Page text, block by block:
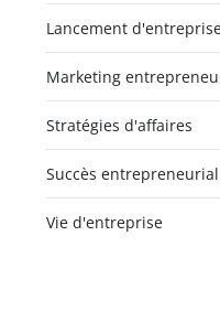
Lancement
Marketing
Stratégies d'affaires
Succès entrepreneurial
Vie d'entreprise